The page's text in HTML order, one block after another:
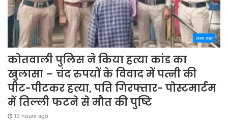
अपना शहर
कोतवाली पुलिस ने किया हत्या कांड का
खुलासा – चंद रुपयों के विवाद में पत्नी की
पीट-पीटकर हत्या, पति गिरफ्तार- पोस्टमार्टम
में तिल्ली फटने से मौत की पुष्टि
13 hours ago